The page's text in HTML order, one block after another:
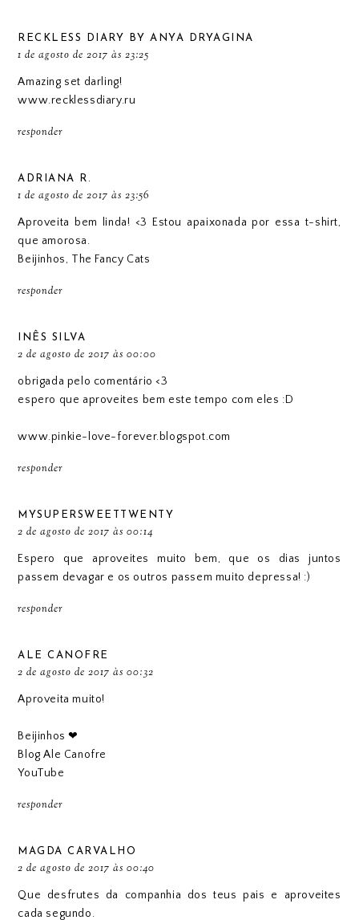
RECKLESS DIARY BY ANYA DRYAGINA
1 de agosto de 2017 às 23:25
Amazing set darling!
www.recklessdiary.ru
responder
ADRIANA R.
1 de agosto de 2017 às 23:56
Aproveita bem linda! <3 Estou apaixonada por essa t-shirt,
que amorosa.
Beijinhos, The Fancy Cats
responder
INÊS SILVA
2 de agosto de 2017 às 00:00
obrigada pelo comentário <3
espero que aproveites bem este tempo com eles :D
www.pinkie-love-forever.blogspot.com
responder
MYSUPERSWEETTWENTY
2 de agosto de 2017 às 00:14
Espero que aproveites muito bem, que os dias juntos
passem devagar e os outros passem muito depressa! :)
responder
ALE CANOFRE
2 de agosto de 2017 às 00:32
Aproveita muito!
Beijinhos ❤
Blog Ale Canofre
YouTube
responder
MAGDA CARVALHO
2 de agosto de 2017 às 00:40
Que desfrutes da companhia dos teus pais e aproveites
cada segundo.